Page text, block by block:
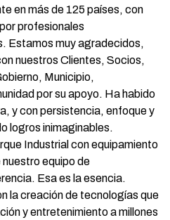
en más de 125 países, con
profesionales
Estamos muy agradecidos,
nuestros Clientes, Socios,
Municipio,
por su apoyo. Ha habido
y con persistencia, enfoque y
logros inimaginables.
Industrial con equipamiento
equipo de
Esa es la esencia.
la creación de tecnologías que
y entretenimiento a millones